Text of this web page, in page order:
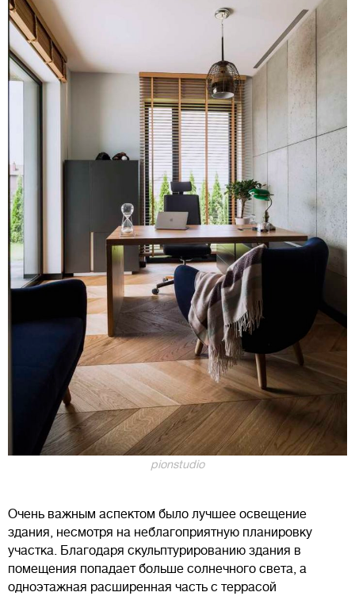
pionstudio
Очень важным аспектом было лучшее освещение
здания, несмотря на неблагоприятную планировку
участка. Благодаря скульптурированию здания в
помещения попадает больше солнечного света, а
одноэтажная расширенная часть с террасой